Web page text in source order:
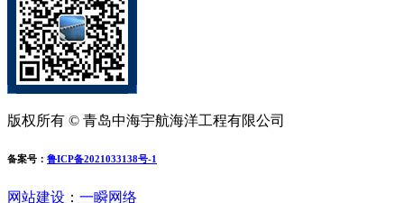
版权所有 © 青岛中海宇航海洋工程有限公司
备案号： 鲁ICP备2021033138号-1
网站建设 ： 一瞬网络